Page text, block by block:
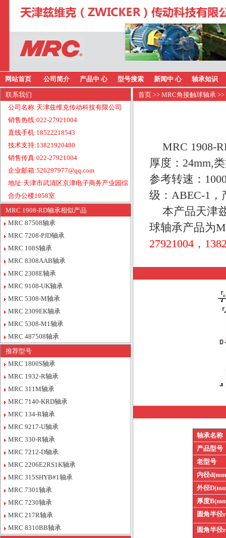
网站首页 公司简介 产品中 心 型号搜索 新闻中 心 轴承知识
联系我们
公司名称:天津兹维克传动科技有限公司
销售热线:022-27921004
直线手机:18522218543
技术支持:13821920480
销售传真:022-27921004
企业邮箱:526297977@qq.com
地址:天津市武清区京津电子商务产业园综
合办公楼1058室
MRC 1908-RD轴承相似产品
MRC 87508轴承
MRC 7208-PJD轴承
MRC 108S轴承
MRC 8308AAB轴承
MRC 2308E轴承
MRC 9108-UK轴承
MRC 5308-M轴承
MRC 2309EK轴承
MRC 5308-M1轴承
MRC 487508轴承
推荐型号
MRC 1800S轴承
MRC 1932-R轴承
MRC 311M轴承
MRC 7140-KRD轴承
MRC 134-R轴承
MRC 9217-U轴承
MRC 330-R轴承
MRC 7212-D轴承
MRC 2206E2RS1K轴承
MRC 315SHYB#1轴承
MRC 7301轴承
MRC 7230轴承
MRC 217R轴承
MRC 8310BB轴承
首页 >> MRC角接触球轴承
MRC 1908-
厚度：24mm,
参考转速：
级：ABEC-1，
本产品天津
球轴承产品为
27921004，
轴承名称
产品型号
老型号
内径
外径
厚度
圆角半径r
圆角半径r